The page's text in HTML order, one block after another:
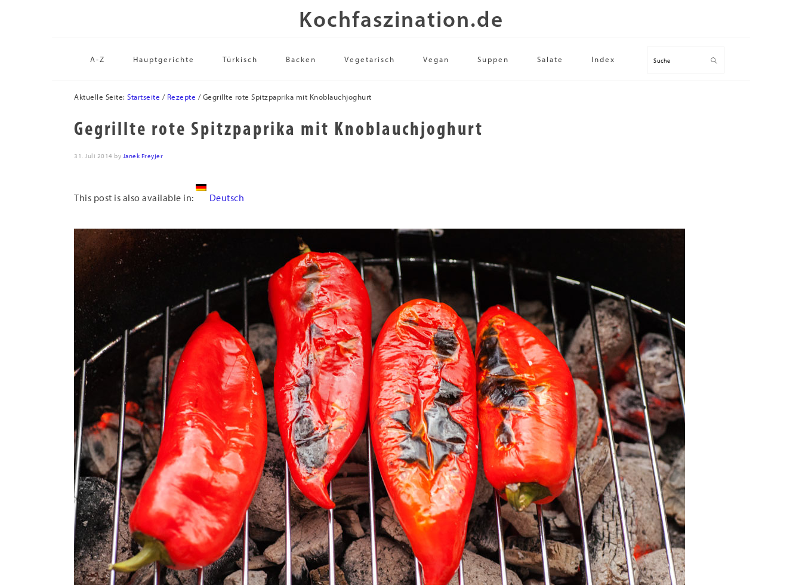
Kochfaszination.de
A-Z Hauptgerichte Türkisch Backen Vegetarisch Vegan Suppen Salate Index Suche
Aktuelle Seite: Startseite / Rezepte /Gegrillte rote Spitzpaprika mit Knoblauchjoghurt
Gegrillte rote Spitzpaprika mit Knoblauchjoghurt
31. Juli 2014 by Janek Freyjer
This post is also available in: Deutsch